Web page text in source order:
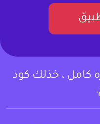
كامل ، خذلك كود